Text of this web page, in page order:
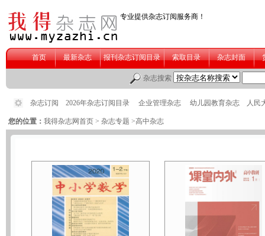
您的位置： 我得杂志网首页 > 杂志专题 >高中杂志